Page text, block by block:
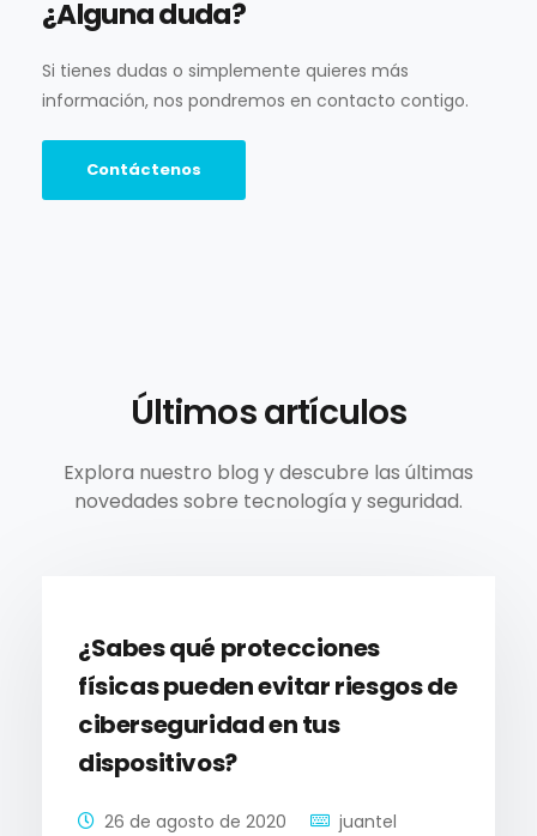
¿Alguna duda?
Si tienes dudas o simplemente quieres más
información, nos pondremos en contacto contigo.
Contáctenos
Últimos artículos
Explora nuestro blog y descubre las últimas
novedades sobre tecnología y seguridad.
¿Sabes qué protecciones
físicas pueden evitar riesgos de
ciberseguridad en tus
dispositivos?
26 de agosto de 2020 juantel